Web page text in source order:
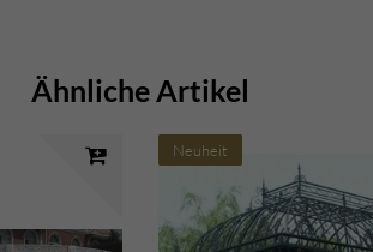
Ähnliche Artikel
Neuheit